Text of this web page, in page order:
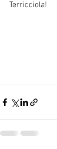
Terricciola!